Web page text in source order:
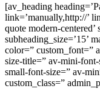
[av_heading
link=’manually,http://’
quote modern-
subheading_size=’15’
color=” custom_font=”
size-title=” av-mini-
small-font-size=” av-
custom_class=”